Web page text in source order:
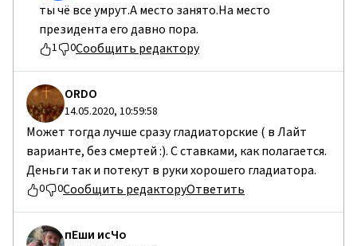
ты чё все умрут.А место занято.На место
президента его давно пора.
1 0Сообщить редактору
ORDO
14.05.2020, 10:59:58
Может тогда лучше сразу гладиаторские ( в Лайт
варианте, без смертей :). С ставками, как полагается.
Деньги так и потекут в руки хорошего гладиатора.
0 0Сообщить редакторуОтветить
пЕши исЧо